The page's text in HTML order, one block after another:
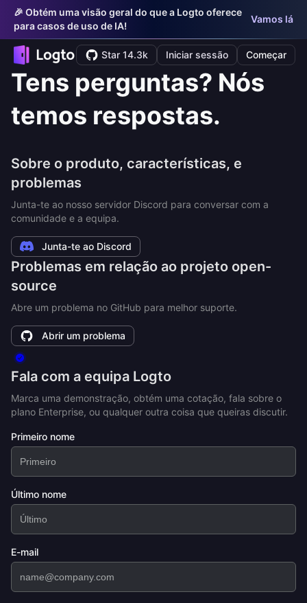
🎉 Obtém uma visão geral do que a Logto oferece
para casos de uso de IA!
Vamos lá
Star 14.3k Iniciar sessão Começar
Tens perguntas? Nós
temos respostas.
Sobre o produto, características, e
problemas
Junta-te ao nosso servidor Discord para conversar com a
comunidade e a equipa.
Junta-te ao Discord
Problemas em relação ao projeto open-
source
Abre um problema no GitHub para melhor suporte.
Abrir um problema
Fala com a equipa Logto
Marca uma demonstração, obtém uma cotação, fala sobre o
plano Enterprise, ou qualquer outra coisa que queiras discutir.
Primeiro nome
Último nome
E-mail